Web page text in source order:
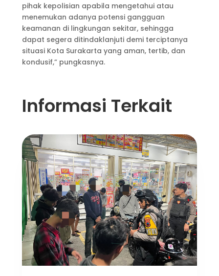
pihak kepolisian apabila mengetahui atau
menemukan adanya potensi gangguan
keamanan di lingkungan sekitar, sehingga
dapat segera ditindaklanjuti demi terciptanya
situasi Kota Surakarta yang aman, tertib, dan
kondusif,” pungkasnya.
Informasi Terkait